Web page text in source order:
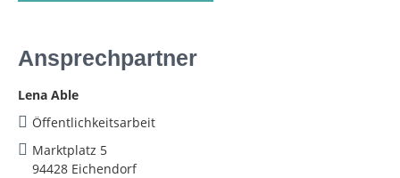
Ansprechpartner
Lena Able
Öffentlichkeitsarbeit
Marktplatz 5
94428 Eichendorf